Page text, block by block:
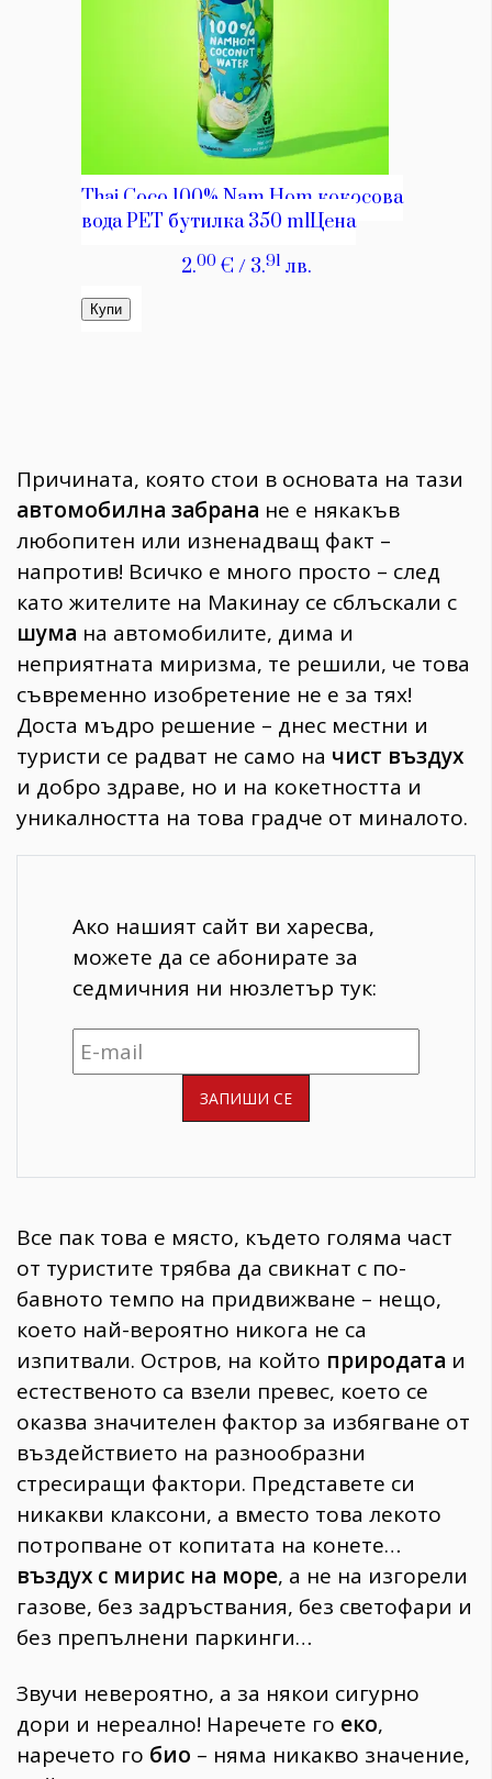
Причината, която стои в основата на тази
автомобилна забрана не е някакъв
любопитен или изненадващ факт –
напротив! Всичко е много просто – след
като жителите на Макинау се сблъскали с
шума на автомобилите, дима и
неприятната миризма, те решили, че това
съвременно изобретение не е за тях!
Доста мъдро решение – днес местни и
туристи се радват не само на чист въздух
и добро здраве, но и на кокетността и
уникалността на това градче от миналото.
Ако нашият сайт ви харесва,
можете да се абонирате за
седмичния ни нюзлетър тук:
Все пак това е място, където голяма част
от туристите трябва да свикнат с по-
бавното темпо на придвижване – нещо,
което най-вероятно никога не са
изпитвали. Остров, на който природата и
естественото са взели превес, което се
оказва значителен фактор за избягване от
въздействието на разнообразни
стресиращи фактори. Представете си
никакви клаксони, а вместо това лекото
потропване от копитата на конете…
въздух с мирис на море, а не на изгорели
газове, без задръствания, без светофари и
без препълнени паркинги…
Звучи невероятно, а за някои сигурно
дори и нереално! Наречете го еко,
наречето го био – няма никакво значение,